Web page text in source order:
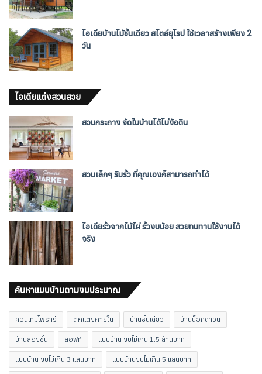
ไอเดียบ้านไม้ชั้นเดียว สไตล์ยุโรป ใช้เวลาสร้างเพียง 2
วัน
ไอเดียแต่งสวนสวย
สวนกระถาง จัดในบ้านได้ไม่ง้อดิน
สวนเล็กๆ ริมรั้ว ที่คุณเองก็สามารถทำได้
ไอเดียรั้วจากไม้ไผ่ รั้วงบน้อย สวยทนทานใช้งานได้
จริง
ค้นหาแบบบ้านตามงบประมาณ
คอนเทมโพรารี ตกแต่งภายใน บ้านชั้นเดียว บ้านน็อคดาวน์
บ้านสองชั้น ลอฟท์ แบบบ้าน งบไม่เกิน 1.5 ล้านบาท
แบบบ้าน งบไม่เกิน 3 แสนบาท แบบบ้านงบไม่เกิน 5 แสนบาท